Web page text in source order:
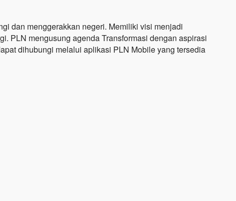
dan menggerakkan negeri. Memiliki visi menjadi
PLN mengusung agenda Transformasi dengan aspirasi
dihubungi melalui aplikasi PLN Mobile yang tersedia